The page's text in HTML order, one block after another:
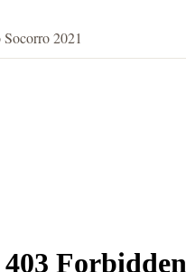
Socorro 2021